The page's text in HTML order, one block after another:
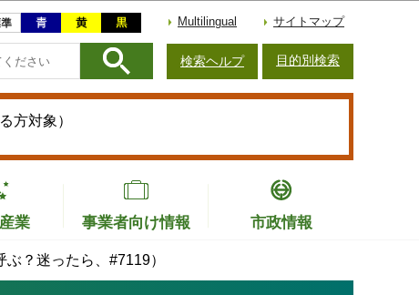
Multilingual サイトマップ
検索ヘルプ 目的別検索
方対象）
業 事業者向け情報 市政情報
？迷ったら、#7119）